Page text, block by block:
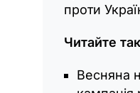
проти
Читайте
Весняна